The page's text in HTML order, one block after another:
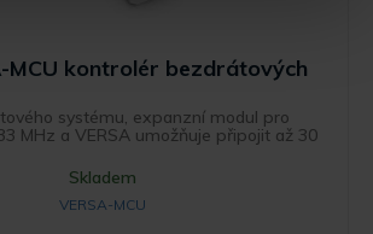
MCU kontrolér bezdrátových
systému, expanzní modul pro
MHz a VERSA umožňuje připojit až 30
Skladem
VERSA-MCU